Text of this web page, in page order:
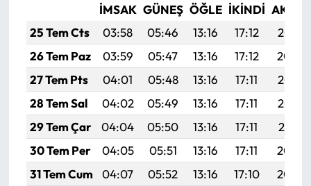
İMSAK GÜNEŞ ÖĞLE İKINDI
25 Tem Cts
03:58 05:46 13:16 17:12
20:35
26 Tem Paz
03:59 05:47 13:16 17:12
20:34
27 Tem Pts
04:01 05:48 13:16 17:11
20:33
28 Tem Sal
04:02 05:49 13:16 17:11
20:32
29 Tem Çar
04:04 05:50 13:16 17:11
20:31
30 Tem Per
04:05 05:51 13:16 17:11
20:30
31 Tem Cum
04:07 05:52 13:16 17:10
20:29